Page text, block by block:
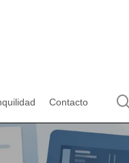
Contacto